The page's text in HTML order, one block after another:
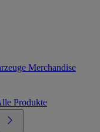
Merchandise
Produkte